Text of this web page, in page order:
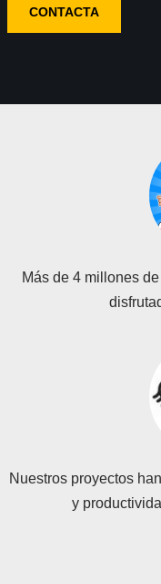
CONTACTA
Más de 4 millones
Nuestros proyectos
y